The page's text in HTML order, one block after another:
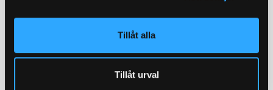
Tillåt alla
Tillåt urval
Vi håller positionerna mer passivt och
stannar i cirka 3-5 minuter. Yin är en